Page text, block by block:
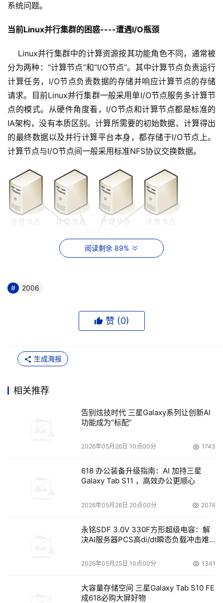
当前Linux并行集群的困惑----遭遇I/O瓶颈
Linux并行集群中的计算资源按其功能角色不同，通常被
分为两种：“计算节点”和“I/O节点”。其中计算节点负责运行
计算任务，I/O节点负责数据的存储并响应计算节点的存储
请求。目前Linux并行集群一般采用单I/O节点服务多计算节
点的模式。从硬件角度看，I/O节点和计算节点都是标准的
IA架构，没有本质区别。计算所需要的初始数据、计算得出
的最终数据以及并行计算平台本身，都存储于I/O节点上。
当一个计算任务被加载到集群系统时，各个计算节点首
先从I/O节点获取数据，然后进行计算，最后再将计算结果
I/O节点的负载非常大，而在计算处理过程中，却几乎没有
高集群整体的计算处理能力，进一步缩短处理阶段的时间。
越强，每秒运算次数在迅速增长，于是集群系统真正用于计
算处理的时间越来越短。然而，由于I/O能力改进不大，集
群系统工作中的I/O效率没有明显进步，甚至会随着计算节
阅读剩余 89%
2006
赞 (0)
生成海报
相关推荐
告别炫技时代 三星Galaxy系列让创新AI
功能成为“标配”
2026年05月26日 10点00分 1743
618 办公装备升级指南：AI 加持三星
Galaxy Tab S11 ，高效办公更顺心
2026年05月26日 20点00分 2074
永铭SDF 3.0V 330F方形超级电容：解
决AI服务器PCS高di/dt瞬态负载冲击难
2026年05月25日 10点00分 1341
大容量存储空间 三星Galaxy Tab S10 FE
成618必购大屏好物